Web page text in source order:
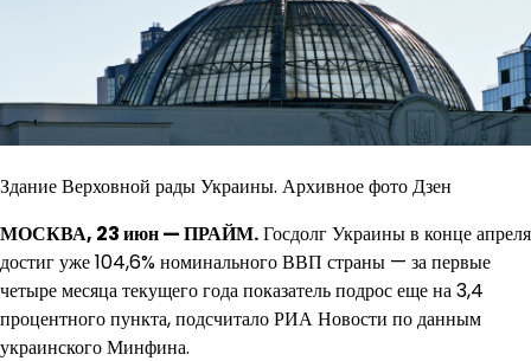
Здание Верховной рады Украины. Архивное фото Дзен
МОСКВА, 23 июн — ПРАЙМ.Госдолг Украины в конце апреля
достиг уже 104,6% номинального ВВП страны — за первые
четыре месяца текущего года показатель подрос еще на 3,4
процентного пункта, подсчитало РИА Новости по данным
украинского Минфина.